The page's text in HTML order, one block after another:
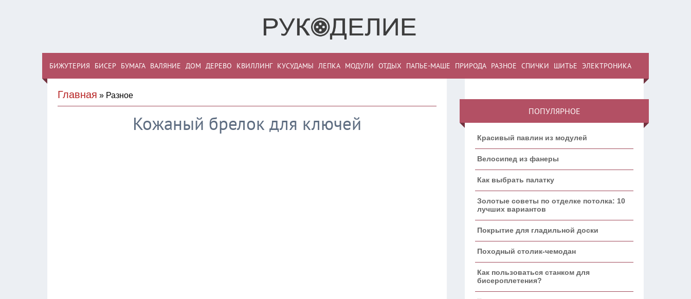
БИЖУТЕРИЯ БИСЕР БУМАГА ВАЛЯНИЕ ДОМ ДЕРЕВО КВИЛЛИНГ КУСУДАМЫ ЛЕПКА МОДУЛИ ОТДЫХ ПАПЬЕ-МАШЕ ПРИРОДА РАЗНОЕ СПИЧКИ ШИТЬЕ ЭЛЕКТРОНИКА
Главная » Разное
Кожаный брелок для ключей
ПОПУЛЯРНОЕ
Красивый павлин из модулей
Велосипед из фанеры
Как выбрать палатку
Золотые советы по отделке потолка: 10
лучших вариантов
Покрытие для гладильной доски
Походный столик-чемодан
Как пользоваться станком для
бисероплетения?